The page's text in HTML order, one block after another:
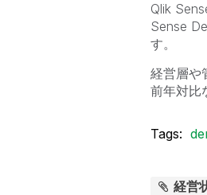
Qlik
Sense
す。
経営層や
前年対比
Tags:
経営